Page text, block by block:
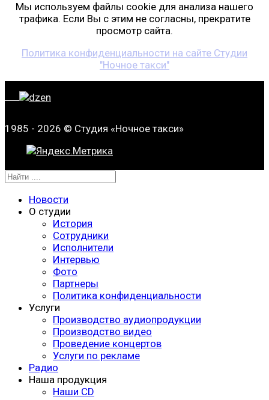
Мы используем файлы cookie для анализа нашего
трафика. Если Вы с этим не согласны, прекратите
просмотр сайта.
Политика конфиденциальности на сайте Студии
"Ночное такси"
1985 - 2026 © Студия «Ночное такси»
Новости
О студии
История
Сотрудники
Исполнители
Интервью
Фото
Партнеры
Политика конфиденциальности
Услуги
Производство аудиопродукции
Производство видео
Проведение концертов
Услуги по рекламе
Радио
Наша продукция
Наши CD